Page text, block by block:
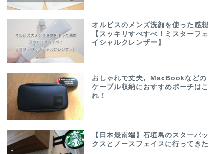
オルビスのメンズ洗顔を使った感想
【スッキリすべすべ！ミスターフェ
イシャルクレンザー】
おしゃれで丈夫。MacBookなどの
ケーブル収納におすすめポーチはこ
れ！
【日本最南端】石垣島のスターバッ
クスとノースフェイスに行ってきた